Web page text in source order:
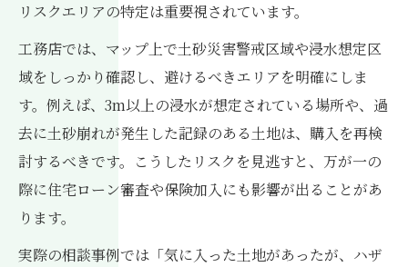
リスクエリアの特定は重要視されています。
工務店では、マップ上で土砂災害警戒区域や浸水想定区
域をしっかり確認し、避けるべきエリアを明確にしま
す。例えば、3m以上の浸水が想定されている場所や、過
去に土砂崩れが発生した記録のある土地は、購入を再検
討するべきです。こうしたリスクを見逃すと、万が一の
際に住宅ローン審査や保険加入にも影響が出ることがあ
ります。
実際の相談事例では「気に入った土地があったが、ハザ